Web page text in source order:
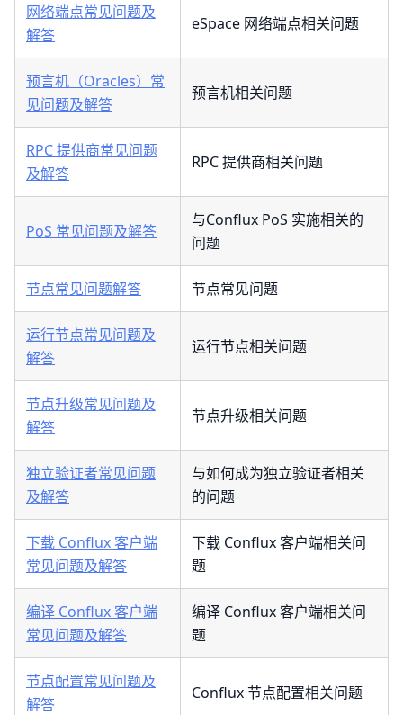
网络端点常见问题及
解答
eSpace 网络端点相关问题
预言机（Oracles）常
见问题及解答
预言机相关问题
RPC 提供商常见问题
及解答
RPC 提供商相关问题
PoS 常见问题及解答
与Conflux PoS 实施相关的
问题
节点常见问题解答 节点常见问题
运行节点常见问题及
解答
运行节点相关问题
节点升级常见问题及
解答
节点升级相关问题
独立验证者常见问题
及解答
与如何成为独立验证者相关
的问题
下载 Conflux 客户端
常见问题及解答
下载 Conflux 客户端相关问
题
编译 Conflux 客户端
常见问题及解答
编译 Conflux 客户端相关问
题
节点配置常见问题及
解答
Conflux 节点配置相关问题